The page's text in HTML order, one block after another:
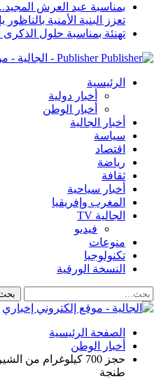
بمناسبة عيد العرش
تعزز البنية الأمنية
تهنئة بمناسبة حلول الذكرى الـ27 لعيد العرش
Publisher - الجالية - موقع إلكتروني إخباري
الرئيسية
أخبار دولية
أخبار الوطن
أخبار الجالية
سياسة
اقتصاد
رياضة
ثقافة
أخبار سياحية
المغرب وإفريقيا
الجالية TV
فيديو
منوعات
تكنولوجيا
النسخة الورقية
الصفحة الرئيسية
أخبار الوطن
حجز 700 كيلوغرام
طنجة